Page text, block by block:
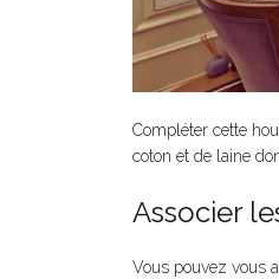
Compléter cette
coton et de laine
Associer
Vous pouvez vous